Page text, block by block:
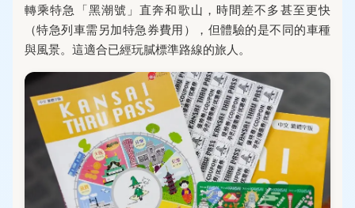
轉乘特急「黑潮號」直奔和歌山，時間差不多甚至更快
（特急列車需另加特急券費用），但體驗的是不同的車種
與風景。這適合已經玩膩標準路線的旅人。